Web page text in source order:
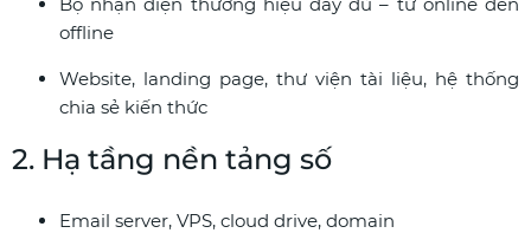
offline
Website, landing page, thư viện tài liệu, hệ thống
chia sẻ kiến thức
2. Hạ tầng nền tảng số
Email server, VPS, cloud drive, domain